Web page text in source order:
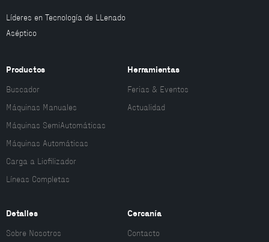
Líderes en Tecnología de LLenado
Aséptico
Productos
Buscador
Máquinas Manuales
Máquinas SemiAutomáticas
Máquinas Automáticas
Carga a Liofilizador
Líneas Completas
Herramientas
Ferias & Eventos
Actualidad
Detalles
Sobre Nosotros
Cercanía
Contacto